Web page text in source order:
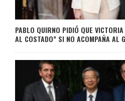
PABLO QUIRNO PIDIÓ QUE
AL COSTADO” SI NO ACOMPAÑA AL